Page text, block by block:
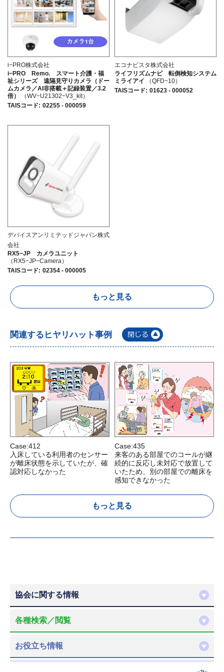
i−PRO株式会社
i−PRO Remo. スマート介護・福
祉シリーズ 遠隔見守りカメラ（ドー
ムカメラ／AI非搭載＋記録装置／3.2
倍）
（WV−U21302−V3_kit）
TAISコード: 02255 - 000059
エコナビスタ株式会社
ライフリズムナビ 転倒検知システム
ミライアイ
（QFD−10）
TAISコード: 01623 - 000052
デバイスアンリミテッドジャパン株式
会社
RX5−JP カメラユニット
（RX5−JP−Camera）
TAISコード: 02354 - 000005
もっと見る
関連するヒヤリハット事例
Case:412
入床している利用者のセンサー
が離床状態を示していたが、確
認対応しなかった
Case:435
来客のある部屋でのコールが継
続的に反応し未対応で放置して
いたため、別の部屋での離床を
感知できなかった
もっと見る
協会に関する情報
各種検索／閲覧
お役立ち情報